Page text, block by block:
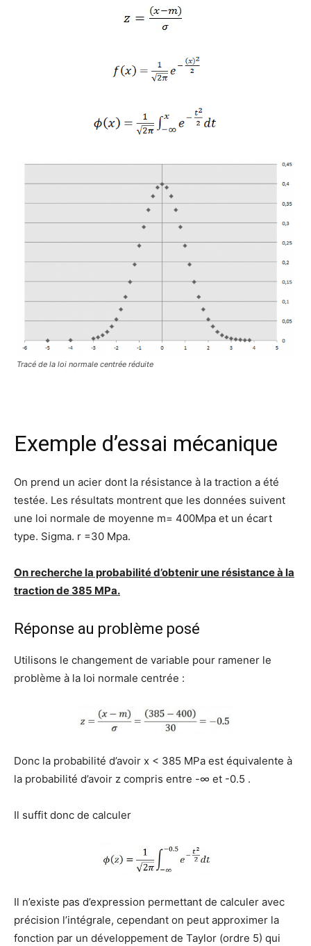
Tracé de la loi normale centrée réduite
Exemple d’essai mécanique
On prend un acier dont la résistance à la traction a été
testée. Les résultats montrent que les données suivent
une loi normale de moyenne m= 400Mpa et un écart
type. Sigma. r =30 Mpa.
On recherche la probabilité d’obtenir une résistance à la
traction de 385 MPa.
Réponse au problème posé
Utilisons le changement de variable pour ramener le
problème à la loi normale centrée :
Donc la probabilité d’avoir x < 385 MPa est équivalente à
la probabilité d’avoir z compris entre -∞ et -0.5 .
Il suffit donc de calculer
Il n’existe pas d’expression permettant de calculer avec
précision l’intégrale, cependant on peut approximer la
fonction par un développement de Taylor (ordre 5) qui